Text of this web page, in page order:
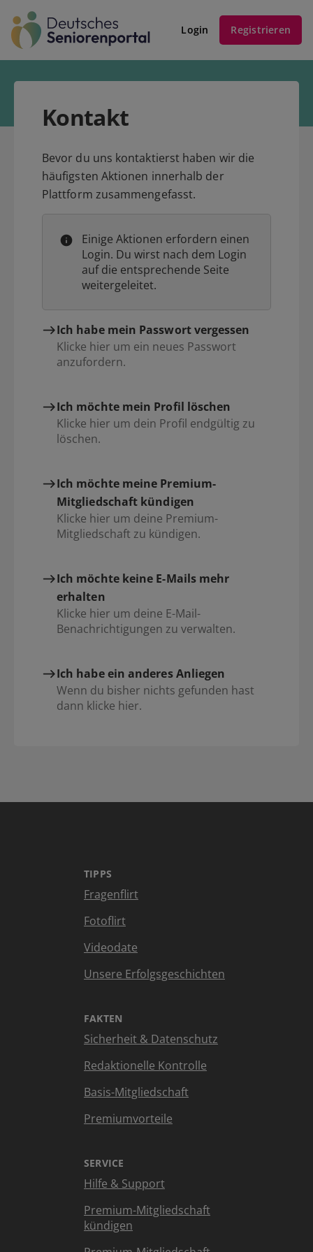
Login Registrieren
Kontakt
Bevor du uns kontaktierst haben wir die
häufigsten Aktionen innerhalb der
Plattform zusammengefasst.
Einige Aktionen erfordern einen
Login. Du wirst nach dem Login
auf die entsprechende Seite
weitergeleitet.
Ich habe mein Passwort vergessen
Klicke hier um ein neues Passwort
anzufordern.
Ich möchte mein Profil löschen
Klicke hier um dein Profil endgültig zu
löschen.
Ich möchte meine Premium-
Mitgliedschaft kündigen
Klicke hier um deine Premium-
Mitgliedschaft zu kündigen.
Ich möchte keine E-Mails mehr
erhalten
Klicke hier um deine E-Mail-
Benachrichtigungen zu verwalten.
Ich habe ein anderes Anliegen
Wenn du bisher nichts gefunden hast
dann klicke hier.
TIPPS
Fragenflirt
Fotoflirt
Videodate
Unsere Erfolgsgeschichten
FAKTEN
Sicherheit & Datenschutz
Redaktionelle Kontrolle
Basis-Mitgliedschaft
Premiumvorteile
SERVICE
Hilfe & Support
Premium-Mitgliedschaft
kündigen